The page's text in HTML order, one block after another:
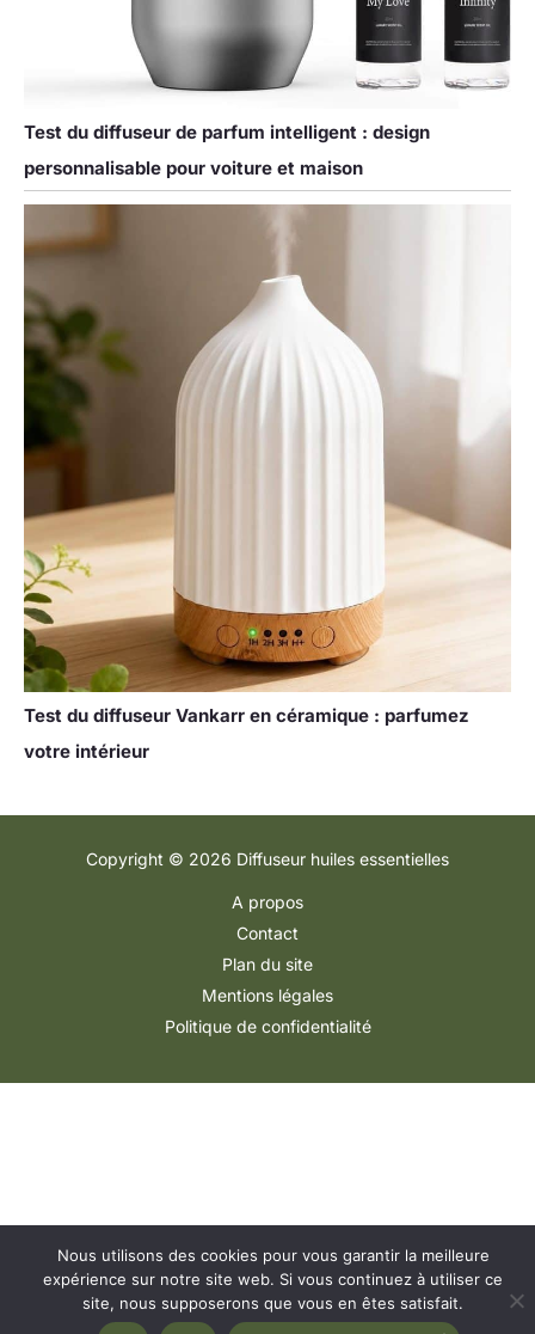
Test du diffuseur de parfum intelligent : design
personnalisable pour voiture et maison
Test du diffuseur Vankarr en céramique : parfumez
votre intérieur
Copyright © 2026 Diffuseur huiles essentielles
A propos
Contact
Plan du site
Mentions légales
Politique de confidentialité
Nous utilisons des cookies pour vous garantir la meilleure
expérience sur notre site web. Si vous continuez à utiliser ce
site, nous supposerons que vous en êtes satisfait.